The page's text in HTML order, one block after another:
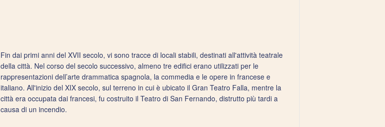
Fin dai primi anni del XVII secolo, vi sono tracce di locali stabili, destinati all'attività teatrale
della città. Nel corso del secolo successivo, almeno tre edifici erano utilizzati per le
rappresentazioni dell’arte drammatica spagnola, la commedia e le opere in francese e
italiano. All'inizio del XIX secolo, sul terreno in cui è ubicato il Gran Teatro Falla, mentre la
città era occupata dai francesi, fu costruito il Teatro di San Fernando, distrutto più tardi a
causa di un incendio.